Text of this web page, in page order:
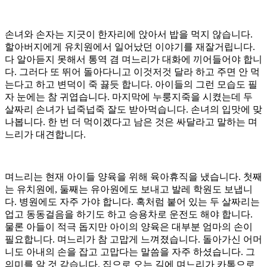
손녀와 손자는 지긋이 한자리에 앉아서 밥을 먹지 않습니다.
할아버지에게 유치원에서 일어났던 이야기를 재잘거립니다.
다 알아듣지 못해서 통역 겸 며느리가 대화에 끼어들어야 합니
다. 그러다 또 뛰어 돌아다니고 이것저것 달라 하고 주면 안 먹
는다고 하고 변덕이 죽 끓듯 합니다. 아이들의 그런 모습도 필
자 눈에는 참 귀엽습니다. 마지막에 누룽지죽을 시켰는데 두
살짜리 손녀가 넙죽넙죽 잘도 받아먹습니다. 손녀의 입맛에 맞
나봅니다. 한 번 더 먹이겠다고 남은 것은 싸달라고 말하는 며
느리가 대견합니다.
며느리는 현재 아이들 양육을 위해 육아휴직을 냈습니다. 첫째
는 유치원에, 둘째는 유아원에도 보내고 발레 학원도 보냅니
다. 병원에도 자주 가야 합니다. 혹처럼 붙어 있는 두 살짜리는
업고 동동걸음을 하기도 하고 승용차로 운전도 해야 합니다.
물론 아들이 적극 돕지만 아이의 양육은 대부분 엄마의 손이
필요합니다. 며느리가 참 고맙게 느껴졌습니다. 돌아가신 어머
니도 아내의 손을 잡고 고맙다는 말씀을 자주 하셨습니다. 그
의미를 알 것 같습니다. 집으로 오는 길에 며느리가 카톡으로